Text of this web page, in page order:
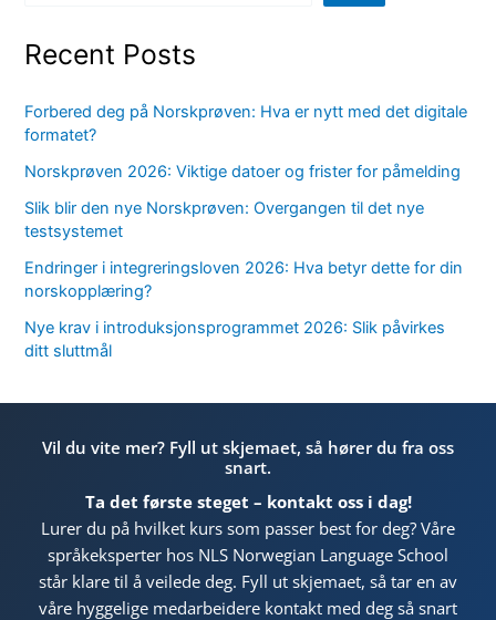
Recent Posts
Forbered deg på Norskprøven: Hva er nytt med det digitale
formatet?
Norskprøven 2026: Viktige datoer og frister for påmelding
Slik blir den nye Norskprøven: Overgangen til det nye
testsystemet
Endringer i integreringsloven 2026: Hva betyr dette for din
norskopplæring?
Nye krav i introduksjonsprogrammet 2026: Slik påvirkes
ditt sluttmål
Vil du vite mer? Fyll ut skjemaet, så hører du fra oss
snart.
Ta det første steget – kontakt oss i dag!
Lurer du på hvilket kurs som passer best for deg? Våre
språkeksperter hos NLS Norwegian Language School
står klare til å veilede deg. Fyll ut skjemaet, så tar en av
våre hyggelige medarbeidere kontakt med deg så snart